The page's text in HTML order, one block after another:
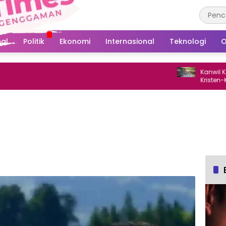
Politik Ekonomi Internasional Teknologi
Kanwil
Kristen-Katolik
Gowa